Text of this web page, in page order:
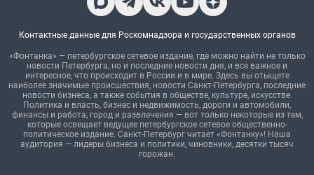
Контактные данные для Роскомнадзора и государственных органов
«Фонтанка» — петербургское сетевое издание, где можно найти не только
новости Петербурга, но и последние новости дня, и все важное и
интересное, что происходит в России и в мире. Здесь вы отыщете
наиболее значимые происшествия, новости Санкт-Петербурга, последние
новости бизнеса, а также события в обществе, культуре, искусстве.
Политика и власть, бизнес и недвижимость, дороги и автомобили,
финансы и работа, город и развлечения — вот только некоторые из тем,
которые освещает ведущее петербургское сетевое общественно-
политическое издание. Санкт-Петербург читает «Фонтанку»! Наша
аудитория — лидеры бизнеса и политики, чиновники, десятки тысяч
горожан.